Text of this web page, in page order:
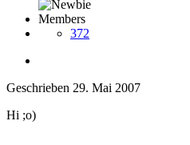
Members
372
Geschrieben 29. Mai 2007
Hi ;o)